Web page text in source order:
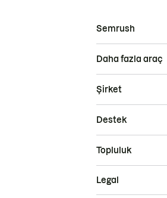
Semrush
Daha fazla araç
Şirket
Destek
Topluluk
Legal